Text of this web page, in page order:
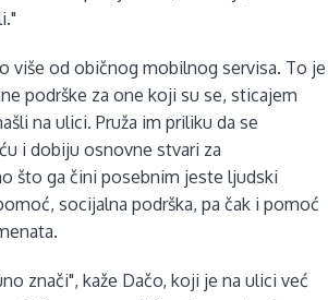
više od običnog mobilnog servisa. To je
podrške za one koji su se, sticajem
na ulici. Pruža im priliku da se
i dobiju osnovne stvari za
što ga čini posebnim jeste ljudski
socijalna podrška, pa čak i pomoć
znači", kaže Dačo, koji je na ulici već